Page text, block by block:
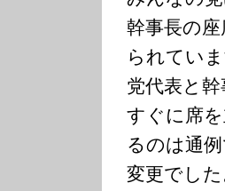
幹事長の
られてい
党代表と
すぐに席
るのは通
変更でし